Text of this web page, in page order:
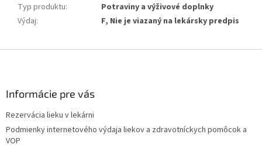
Typ produktu:
Potraviny a výživové doplnky
Výdaj: F, Nie je viazaný na lekársky predpis
Informácie pre vás
Rezervácia lieku v lekárni
Podmienky internetového výdaja liekov a zdravotníckych pomôcok a
VOP